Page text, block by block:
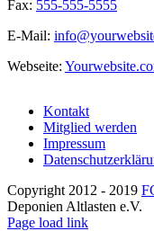
Fax: 555-555-5555
E-Mail:
Webseite:
Kontakt
Mitglied werden
Impressum
Copyright 2012 - 2019
Deponien Altlasten e.V.
Page load link